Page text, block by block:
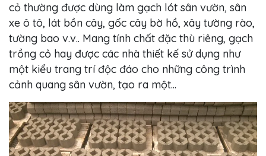
cỏ thường được dùng làm gạch lót sân vườn, sân
xe ô tô, lát bồn cây, gốc cây bờ hồ, xây tường rào,
tường bao v.v.. Mang tính chất đặc thù riêng, gạch
trồng cỏ hay được các nhà thiết kế sử dụng như
một kiểu trang trí độc đáo cho những công trình
cảnh quang sân vườn, tạo ra một...